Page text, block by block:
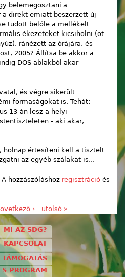
belemegosztani a
direkt emiatt beszerzett új
tudott belőle a mellékelt
ékezeteket kicsiholni (öt
ránézett az órájára, és
2005? Állítsa be akkor a
DOS ablakból akar
és végre sikerült
formaságokat is. Tehát:
13-án lesz a helyi
- aki akar,
holnap értesíteni kell a tisztelt
az egyéb szálakat is...
nap tartalommal
A hozzászóláshoz regisztrációés
› utolsó »
MI AZ SDG?
KAPCSOLAT
TÁMOGATÁS
PROGRAM